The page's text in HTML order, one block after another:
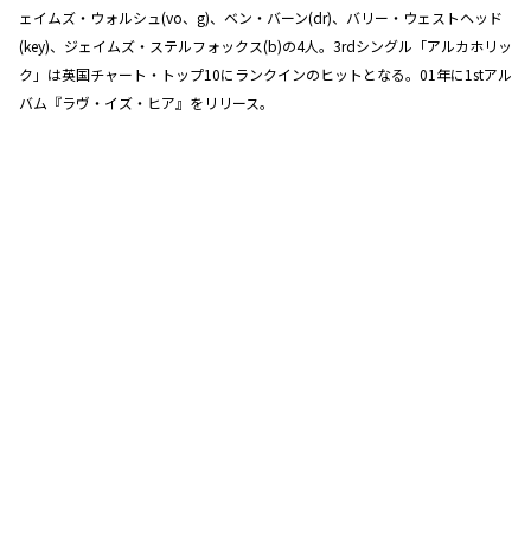
ェイムズ・ウォルシュ(vo、g)、ベン・バーン(dr)、バリー・ウェストヘッド
(key)、ジェイムズ・ステルフォックス(b)の4人。3rdシングル「アルカホリッ
ク」は英国チャート・トップ10にランクインのヒットとなる。01年に1stアル
バム『ラヴ・イズ・ヒア』をリリース。